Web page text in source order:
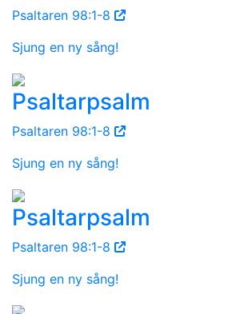
Psaltaren 98:1-8
Sjung en ny sång!
Psaltarpsalm
Psaltaren 98:1-8
Sjung en ny sång!
Psaltarpsalm
Psaltaren 98:1-8
Sjung en ny sång!